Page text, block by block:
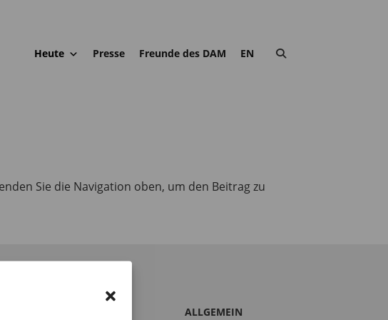
Heute Presse Freunde des DAM EN
Sie die Navigation oben, um den Beitrag zu
ALLGEMEIN